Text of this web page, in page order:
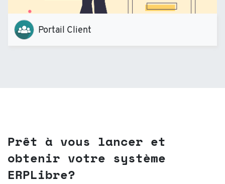
Portail Client
Prêt à vous lancer et
obtenir votre système
ERPLibre?